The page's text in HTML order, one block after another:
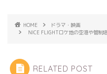
HOME
ドラマ・映画
NICE FLIGHTロケ地の空港や管制
RELATED POST